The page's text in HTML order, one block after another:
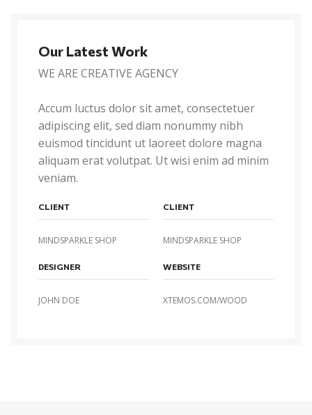
Our Latest Work
WE ARE CREATIVE AGENCY
Accum luctus dolor sit amet, consectetuer
adipiscing elit, sed diam nonummy nibh
euismod tincidunt ut laoreet dolore magna
aliquam erat volutpat. Ut wisi enim ad minim
veniam.
CLIENT
MINDSPARKLE SHOP
CLIENT
MINDSPARKLE SHOP
DESIGNER
JOHN DOE
WEBSITE
XTEMOS.COM/WOOD